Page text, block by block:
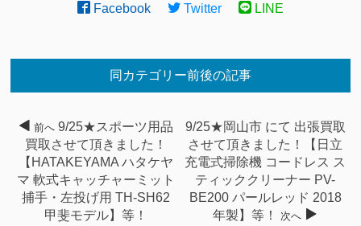
Facebook Twitter LINE
同カテゴリー前後の記事
前へ 9/25★スポーツ用品
買取させて頂きました！
【HATAKEYAMA ハタケヤ
マ 軟式キャッチャーミット
捕手・左投げ用 TH-SH62
甲斐モデル】等！
9/25★岡山市 にて 出張買取
させて頂きました！【日立
充電式掃除機 コードレス ス
ティッククリーナー PV-
BE200 パールレッド 2018
年製】等！
次へ